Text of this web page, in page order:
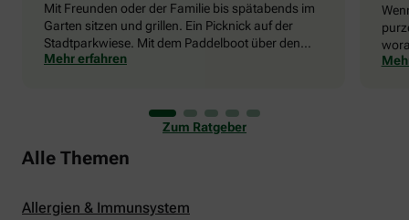
Mit Freunden oder der Familie bis spätabends im
Garten sitzen und grillen. Ein Picknick auf der
Stadtparkwiese. Mit dem Paddelboot über den
See gleiten oder eine Radtour durch die blühende
er uns auch ganz schön zu schaffen. Wenn die
Temperaturen tagsüber auf mehr als 30 Grad
klettern und uns warme Tropennächte den Schlaf
rauben, sehnen wir uns oft nach einem
Mehr erfahren
die
Zum Ratgeber
Alle Themen
Allergien & Immunsystem